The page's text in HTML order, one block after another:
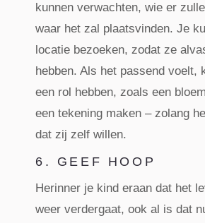
kunnen verwachten, wie er
waar het zal plaatsvinden. Je
locatie bezoeken, zodat ze
hebben. Als het passend voelt,
een rol hebben, zoals een
een tekening maken – zolang
dat zij zelf willen.
6. GEEF HOOP
Herinner je kind eraan dat het
weer verdergaat, ook al is dat